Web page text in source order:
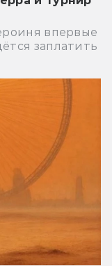
впервые
заплатить